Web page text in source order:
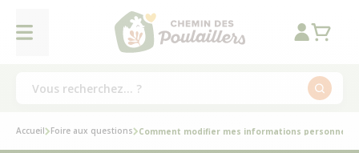
Accueil Foire aux questions Comment modifier mes informations